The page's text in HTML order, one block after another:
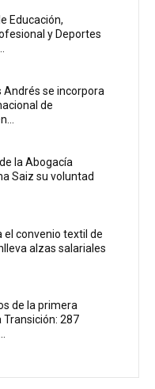
Educación,
y Deportes
Andrés se incorpora
de
la Abogacía
Saiz su voluntad
el convenio textil de
alzas salariales
de la primera
287